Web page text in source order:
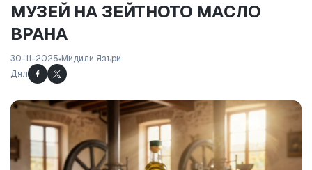
МУЗЕЙ НА ЗЕЙТНОТО МАСЛО
ВРАНА
30-11-2025 Мидили Язъри
Дял